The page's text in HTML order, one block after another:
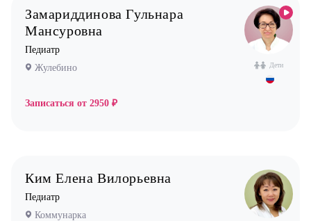
Дети
Замариддинова Гульнара
Мансуровна
Педиатр
Жулебино
Записаться от 2950 ₽
Ким Елена Вилорьевна
Педиатр
Коммунарка